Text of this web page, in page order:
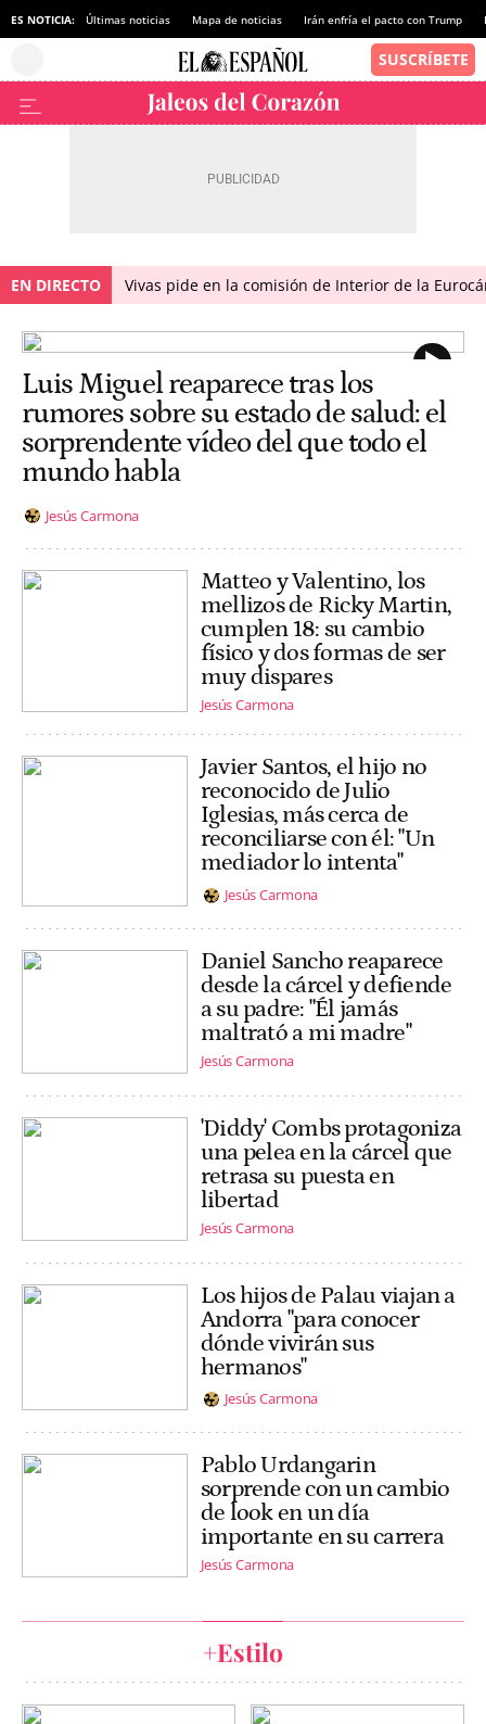
ES NOTICIA: Últimas noticias Mapa de noticias Irán enfría el pacto con Trump
EN DIRECTO Vivas pide en la comisión de Interior de la
Luis Miguel reaparece tras los
rumores sobre su estado de salud: el
sorprendente vídeo del que todo el
mundo habla
Jesús Carmona
Matteo y Valentino, los
mellizos de Ricky Martin,
cumplen 18: su cambio
físico y dos formas de ser
muy dispares
Jesús Carmona
Javier Santos, el hijo no
reconocido de Julio
Iglesias, más cerca de
reconciliarse con él: "Un
mediador lo intenta"
Jesús Carmona
Daniel Sancho reaparece
desde la cárcel y defiende
a su padre: "Él jamás
maltrató a mi madre"
Jesús Carmona
'Diddy' Combs protagoniza
una pelea en la cárcel que
retrasa su puesta en
libertad
Jesús Carmona
Los hijos de Palau viajan a
Andorra "para conocer
dónde vivirán sus
hermanos"
Jesús Carmona
Pablo Urdangarin
sorprende con un cambio
de look en un día
importante en su carrera
Jesús Carmona
+Estilo